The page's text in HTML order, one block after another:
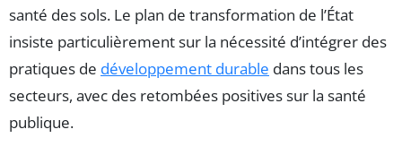
santé des sols. Le plan de transformation de l’État
insiste particulièrement sur la nécessité d’intégrer des
pratiques de développement durable dans tous les
secteurs, avec des retombées positives sur la santé
publique.